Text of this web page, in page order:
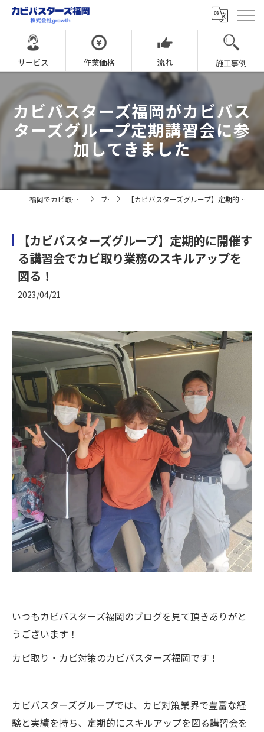
サービス 作業価格 流れ 施工事例
カビバスターズ福岡がカビバス
ターズグループ定期講習会に参
加してきました
福岡でカビ取りならカビバスターズ福岡 ブログ 【カビバスターズグループ】定期的に開催する講習会でカビ取り業務のスキルアップを図る！
【カビバスターズグループ】定期的に開催す
る講習会でカビ取り業務のスキルアップを
図る！
2023/04/21
いつもカビバスターズ福岡のブログを見て頂きありがと
うございます！
カビ取り・カビ対策のカビバスターズ福岡です！
カビバスターズグループでは、カビ対策業界で豊富な経
験と実績を持ち、定期的にスキルアップを図る講習会を